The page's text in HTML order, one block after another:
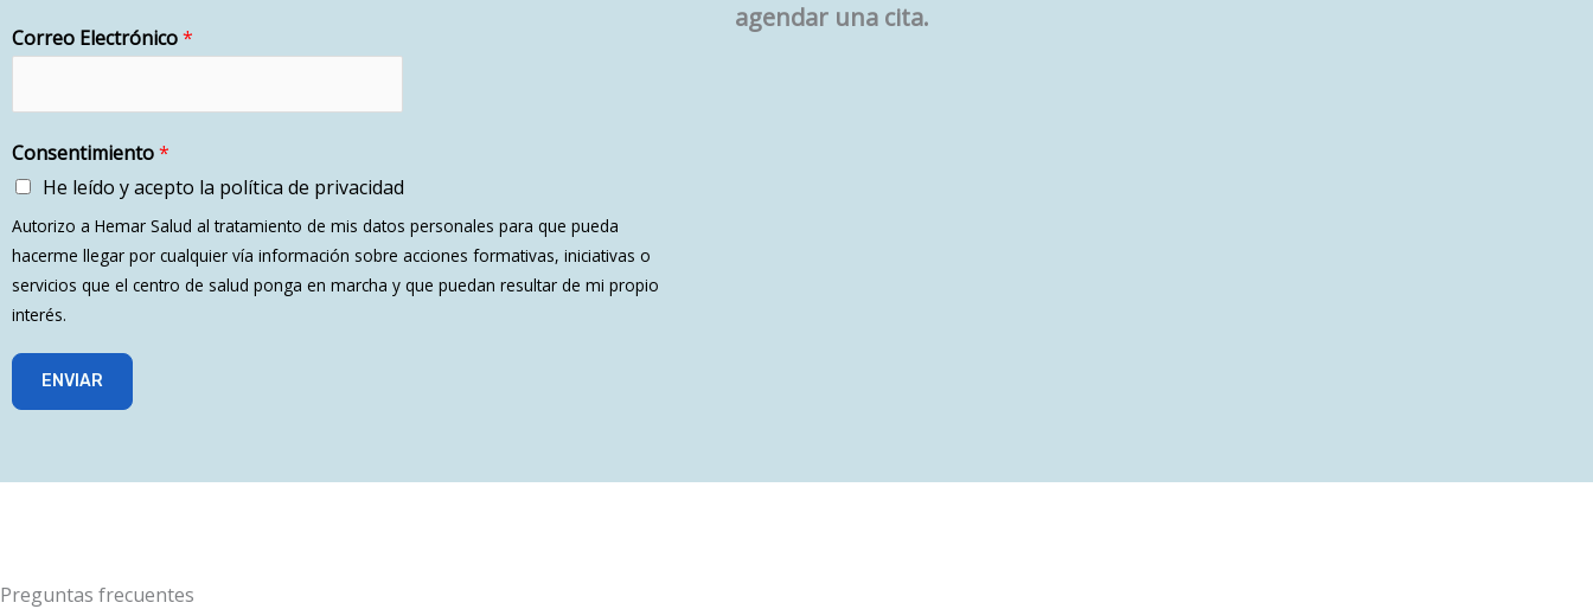
Correo Electrónico*
Consentimiento*
He leído y acepto la política de privacidad
Autorizo a Hemar Salud al tratamiento de mis datos personales para que pueda
hacerme llegar por cualquier vía información sobre acciones formativas, iniciativas o
servicios que el centro de salud ponga en marcha y que puedan resultar de mi propio
interés.
ENVIAR
agendar una cita.
Preguntas frecuentes